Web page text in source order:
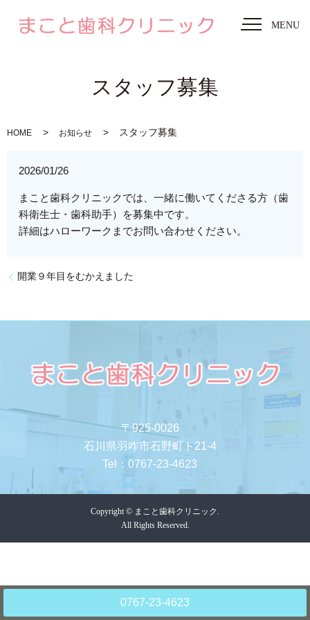
MENU
スタッフ募集
HOME お知らせ スタッフ募集
2026/01/26
まこと歯科クリニックでは、一緒に働いてくださる方（歯
科衛生士・歯科助手）を募集中です。
詳細はハローワークまでお問い合わせください。
開業９年目をむかえました
0767-23-4623
〒925-0026
石川県羽咋市石野町ト21-4
Tel： 0767-23-4623
Copyright © まこと歯科クリニック.
All Rights Reserved.